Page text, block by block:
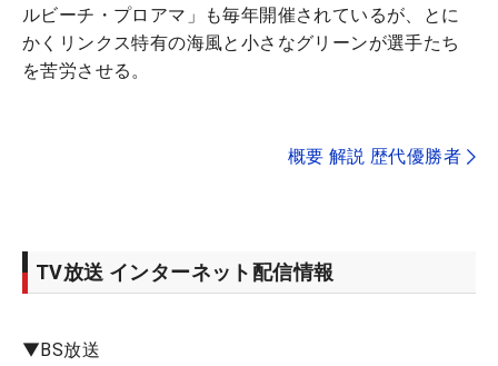
ルビーチ・プロアマ」も毎年開催されているが、とに
かくリンクス特有の海風と小さなグリーンが選手たち
を苦労させる。
概要 解説 歴代優勝者
TV放送 インターネット配信情報
▼BS放送